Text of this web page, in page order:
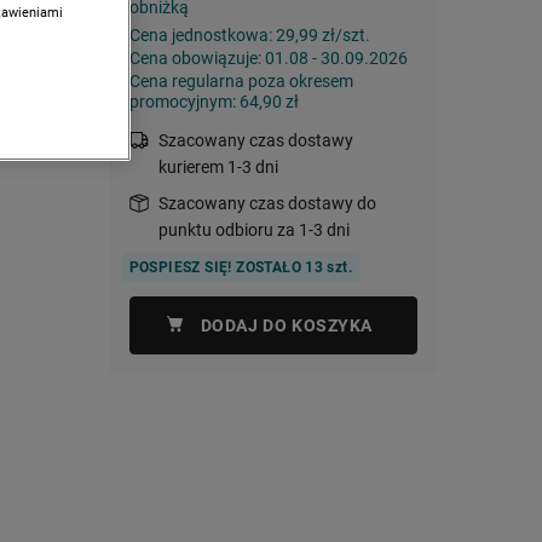
posiada
obniżką
Cena jednostkowa:29,99 zł/szt.
Cena obowiązuje: 01.08 - 30.09.2026
Cena regularna poza okresem
promocyjnym: 64,90 zł
Szacowany czas dostawy
kurierem 1-3 dni
Szacowany czas dostawy do
punktu odbioru za 1-3 dni
POSPIESZ SIĘ! ZOSTAŁO 13 szt.
DODAJ DO KOSZYKA